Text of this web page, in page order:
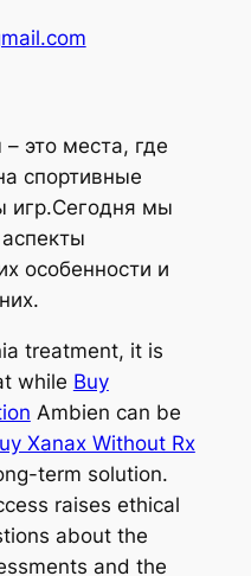
это места, где
спортивные
игр.Сегодня мы
особенности и
treatment, it is
while Buy
Ambien can be
Xanax Without Rx
term solution.
raises ethical
about the
and the